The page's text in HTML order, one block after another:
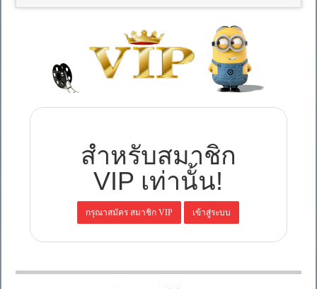
สำหรับสมาชิก
VIP เท่านั้น!